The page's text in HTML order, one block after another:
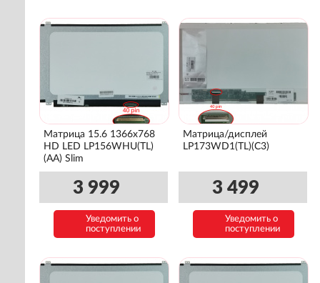
Матрица 15.6 1366x768
HD LED LP156WHU(TL)
(AA) Slim
3 999
Уведомить о
поступлении
Матрица/дисплей
LP173WD1(TL)(C3)
3 499
Уведомить о
поступлении